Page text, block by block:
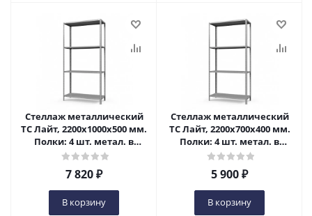
Стеллаж металлический
ТС Лайт, 2200x1000x500 мм.
Полки: 4 шт. метал. в
Пензе
7 820₽
В корзину
Стеллаж металлический
ТС Лайт, 2200x700x400 мм.
Полки: 4 шт. метал. в
Пензе
5 900₽
В корзину